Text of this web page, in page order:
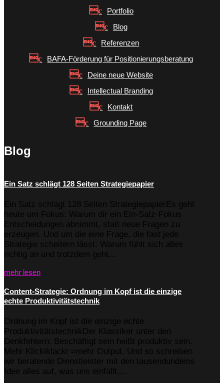
Portfolio
Blog
Referenzen
BAFA-Förderung für Positionierungsberatung
Deine neue Website
Intellectual Branding
Kontakt
Grounding Page
Blog
Ein Satz schlägt 128 Seiten Strategiepapier
Ein Satz schlägt 128 Seiten StrategiepapierEs geht
heute um Fokus: Warum dir ein Ein-Satz-Fokus
Entscheidungen abnimmt, statt neue Fragen zu
erzeugen. Und um die eine Frage, die fast jede
Strategie scheitern lässt: Warum fühlt sich alles
richtig an und trotzdem geht...
mehr lesen
Content-Strategie: Ordnung im Kopf ist die einzige
echte Produktivitätstechnik
Ordnung im Kopf ist die einzige echte
ProduktivitätstechnikDer Klassiker unter den
Denkfehlern: Beschäftigt sein heißt produktiv sein.
Mehr Klickiklacki =mehr Output. Und so schreiben
wir beratende Dienstleister mit den tausendundeins
Idee alles auf, was uns einfällt,...